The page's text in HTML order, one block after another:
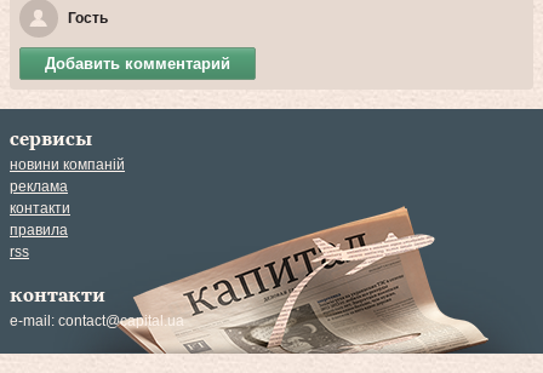
Гость
Добавить комментарий
сервисы
новини компаній
реклама
контакти
правила
rss
контакти
e-mail: contact@capital.ua